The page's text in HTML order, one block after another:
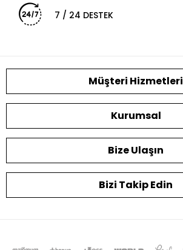
7 / 24 DESTEK
Müşteri Hizmetleri
Kurumsal
Bize Ulaşın
Bizi Takip Edin